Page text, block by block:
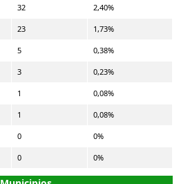
32 2,40%
23 1,73%
5 0,38%
3 0,23%
1 0,08%
1 0,08%
0 0%
0 0%